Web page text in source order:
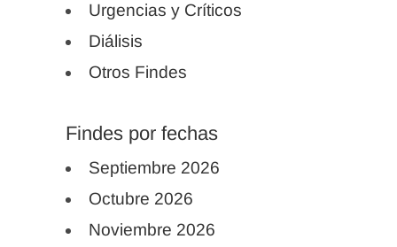
Urgencias y Críticos
Diálisis
Otros Findes
Findes por fechas
Septiembre 2026
Octubre 2026
Noviembre 2026